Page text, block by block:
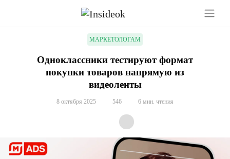
МАРКЕТОЛОГАМ
Одноклассники тестируют формат
покупки товаров напрямую из
видеоленты
8 октября 2025 546 6 мин. чтения